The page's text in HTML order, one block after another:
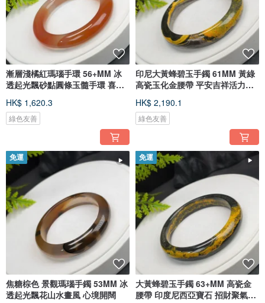
漸層淺橘紅瑪瑙手環 56+MM 冰
透起光飄砂點圓條玉髓手環 喜慶
HK$ 1,620.3
綠色友善
印尼大黃蜂碧玉手鐲 61MM 黃綠
高瓷玉化金腰帶 平安吉祥活力和
HK$ 2,190.1
綠色友善
免運
焦糖棕色 景觀瑪瑙手鐲 53MM 冰
透起光飄花山水畫風 心境開闊
免運
大黃蜂碧玉手鐲 63+MM 高瓷金
腰帶 印度尼西亞寶石 招財聚氣好